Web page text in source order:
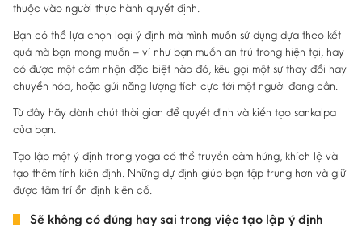
thuộc vào người thực hành quyết định.
Bạn có thể lựa chọn loại ý định mà mình muốn sử dụng dựa theo kết
quả mà bạn mong muốn – ví như bạn muốn an trú trong hiện tại, hay
có được một cảm nhận đặc biệt nào đó, kêu gọi một sự thay đổi hay
chuyển hóa, hoặc gửi năng lượng tích cực tới một người đang cần.
Từ đây hãy dành chút thời gian để quyết định và kiến tạo sankalpa
của bạn.
Tạo lập một ý định trong yoga có thể truyền cảm hứng, khích lệ và
tạo thêm tính kiên định. Những dự định giúp bạn tập trung hơn và giữ
được tâm trí ổn định kiên cố.
Sẽ không có đúng hay sai trong việc tạo lập ý định